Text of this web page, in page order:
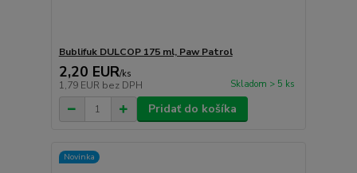
Bublifuk DULCOP 175 ml, Paw Patrol
2,20 EUR/ks
1,79 EUR bez DPH Skladom > 5 ks
Pridať do košíka
Novinka